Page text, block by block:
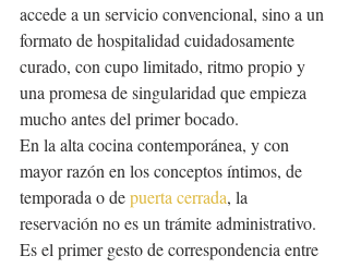
accede a un servicio convencional, sino a un
formato de hospitalidad cuidadosamente
curado, con cupo limitado, ritmo propio y
una promesa de singularidad que empieza
mucho antes del primer bocado.
En la alta cocina contemporánea, y con
mayor razón en los conceptos íntimos, de
temporada o de puerta cerrada, la
reservación no es un trámite administrativo.
Es el primer gesto de correspondencia entre